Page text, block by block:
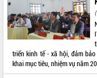
triển kinh tế - xã hội, đảm
khai mục tiêu, nhiệm vụ năm